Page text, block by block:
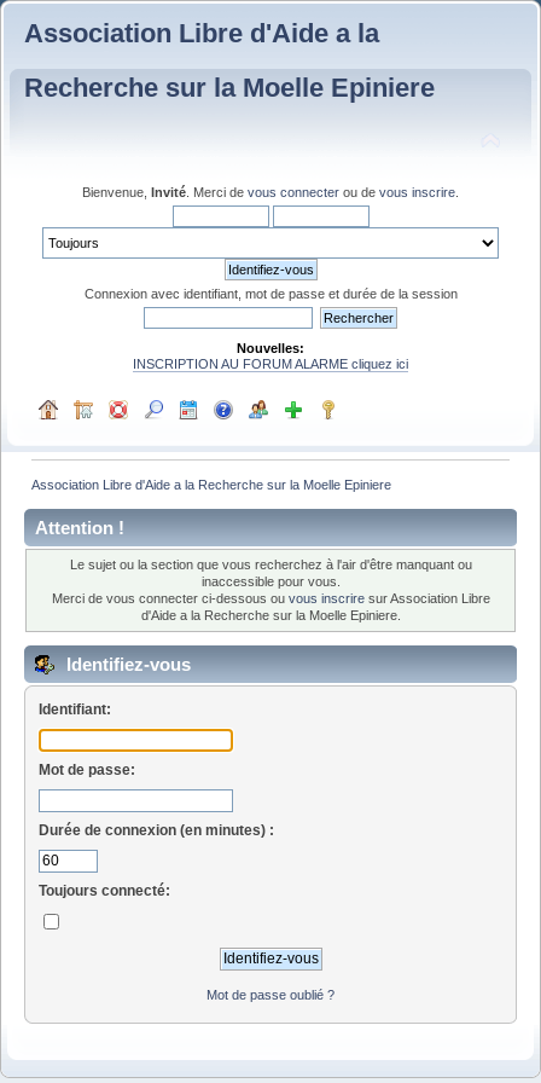
Association Libre d'Aide a la
Recherche sur la Moelle Epiniere
Bienvenue, Invité . Merci de vous connecter ou de vous inscrire
Connexion avec identifiant, mot de passe et durée de la session
Nouvelles:
INSCRIPTION AU FORUM ALARME cliquez ici
Association Libre d'Aide a la Recherche sur la Moelle Epiniere
Attention !
Le sujet ou la section que vous recherchez à l'air d'être manquant ou
inaccessible pour vous.
Merci de vous connecter ci-dessous ou vous inscriresur Association Libre
d'Aide a la Recherche sur la Moelle Epiniere.
Identifiez-vous
Identifiant:
Mot de passe:
Durée de connexion (en minutes) :
Toujours connecté:
Mot de passe oublié ?